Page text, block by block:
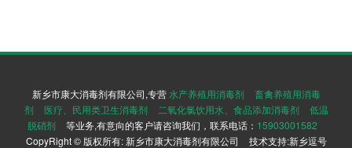
新乡市康大消毒剂有限公司,专营水产养殖用消毒剂
畜禽养殖用消毒
剂
医疗、民用类卫生消毒剂 二氧化氯饮用水、食品添加消毒剂
低温
脱硝剂
等业务,有意向的客户请咨询我们，联系电话： 15903001582
CopyRight © 版权所有: 新乡市康大消毒剂有限公司 技术支持:新乡逗号